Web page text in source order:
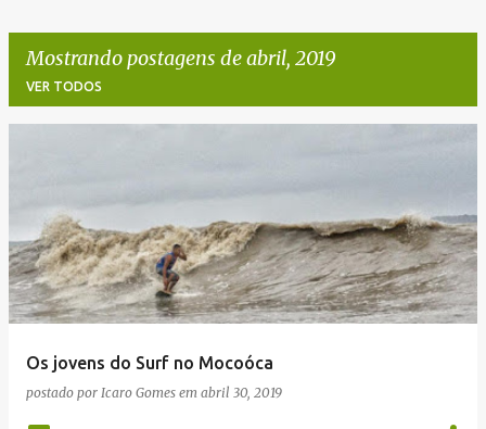
Mostrando postagens de abril, 2019
VER TODOS
t
a
g
Os jovens do Surf no Mocoóca
postado por Icaro Gomes em abril 30, 2019